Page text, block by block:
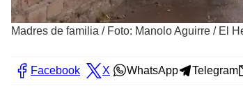
Madres de familia / Foto: Manolo Aguirre / El
Facebook X WhatsApp Telegram